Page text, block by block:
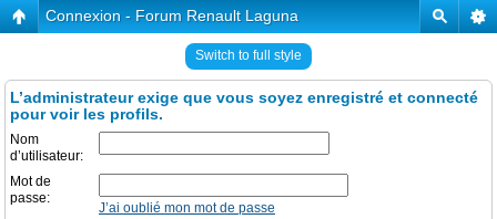
Connexion - Forum Renault Laguna
Switch to full style
L’administrateur exige que vous soyez enregistré et connecté
pour voir les profils.
Nom
d’utilisateur:
Mot de
passe:
J’ai oublié mon mot de passe